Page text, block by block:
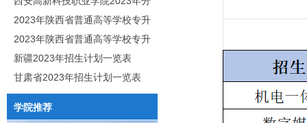
类考试招生简章
2023年陕西省普通高等学校专升
本招生专业目录
2023年陕西省普通高等学校专升
本招生专业课考核科目
新疆2023年招生计划一览表
甘肃省2023年招生计划一览表
学院推荐